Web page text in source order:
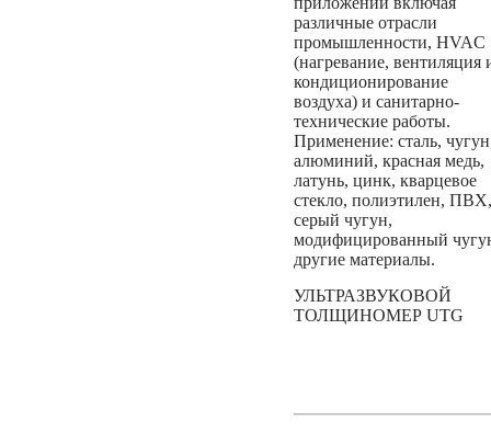
различные отрасли
промышленности, HVAC
(нагревание, вентиляция
кондиционирование
воздуха) и санитарно-
технические работы.
Применение: сталь,
алюминий, красная медь,
латунь, цинк, кварцевое
стекло, полиэтилен, ПВХ,
серый чугун,
модифицированный
другие материалы.
УЛЬТРАЗВУКОВОЙ
ТОЛЩИНОМЕР UTG